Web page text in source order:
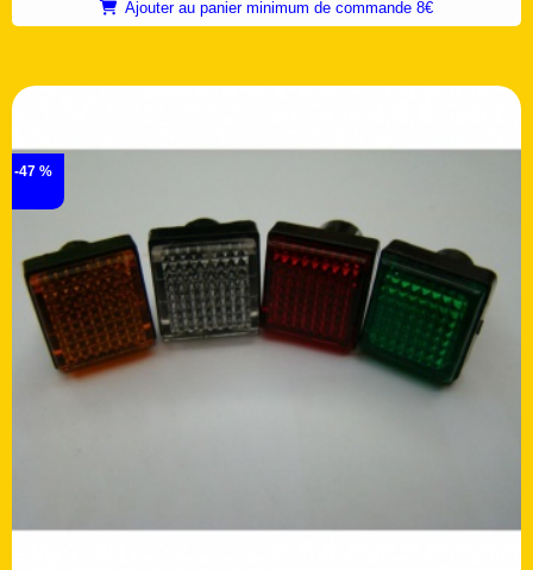
Ajouter au panier minimum de commande 8€
-47 %